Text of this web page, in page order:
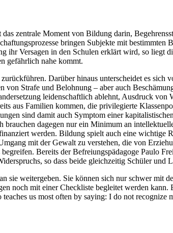
zentrale Moment von Bildung darin,
bringen Subjekte mit bestimmten
ihr Versagen in den Schulen erklärt wird, so liegt
gefährlich nahe kommt.
Darüber hinaus unterscheidet es sich
Strafe und Belohnung – aber auch
leidenschaftlich ablehnt, Ausdruck von
aus Familien kommen, die privilegierte
sind damit auch Symptom einer
brauchen dagegen nur ein Minimum an
werden. Bildung spielt auch eine wichtige
mit der Gewalt zu verstehen, die von
Bereits der Befreiungspädagoge Paulo
so dass beide gleichzeitig Schüler und
sie weitergeben. Sie können sich nur schwer mit
noch mit einer Checkliste begleitet werden kann.
us most often by saying: I do not recognize